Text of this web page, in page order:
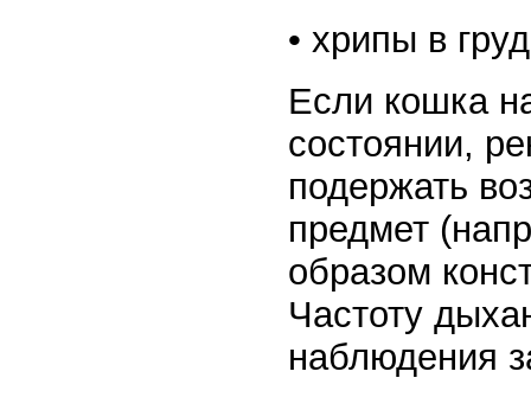
• хрипы в
Если кошка
состоянии,
подержать
предмет
образом
Частоту
наблюдения